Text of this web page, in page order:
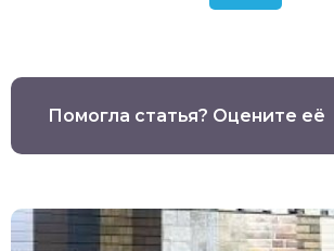
Помогла статья? Оцените её